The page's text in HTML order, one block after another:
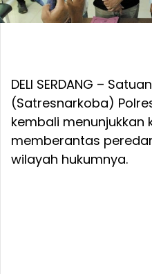
DELI SERDANG –
(Satresnarkoba)
kembali
memberantas
wilayah hukumnya.